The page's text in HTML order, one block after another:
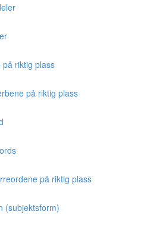
på riktig plass
på riktig plass
på riktig plass
(subjektsform)